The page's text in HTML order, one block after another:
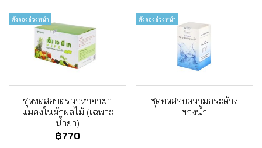
สั่งจองล่วงหน้า
ชุดทดสอบตรวจหายาฆ่า
แมลงในผักผลไม้ (เฉพาะ
น้ำยา)
฿770
สั่งจองล่วงหน้า
ชุดทดสอบความกระด้าง
ของน้ำ